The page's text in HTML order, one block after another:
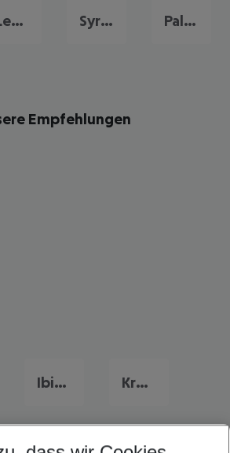
Letojanni Syrakus Palermo
Empfehlungen
Ibiza Flug & Hotel Kroatien Flug & Hotel